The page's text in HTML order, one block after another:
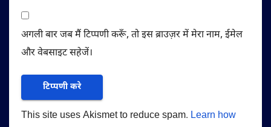
अगली बार जब मैं टिप्पणी करूँ, तो इस ब्राउज़र में मेरा नाम, ईमेल
और वेबसाइट सहेजें।
This site uses Akismet to reduce spam. Learn how